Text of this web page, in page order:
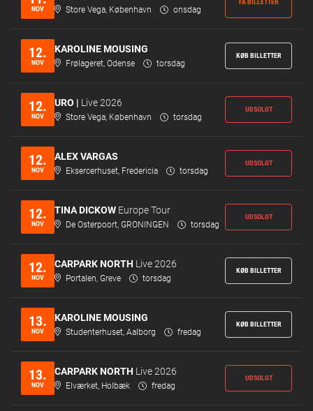
NOV Store Vega, København onsdag
12.
NOV
KAROLINE MOUSING
Frølageret, Odense torsdag
KØB BILLETTER
12.
NOV
URO | Live 2026
Store Vega, København torsdag
UDSOLGT
12.
NOV
ALEX VARGAS
Eksercerhuset, Fredericia torsdag
UDSOLGT
12.
NOV
TINA DICKOW Europe Tour
De Osterpoort, GRONINGEN torsdag
UDSOLGT
12.
NOV
CARPARK NORTH Live 2026
Portalen, Greve torsdag
KØB BILLETTER
13.
NOV
KAROLINE MOUSING
Studenterhuset, Aalborg fredag
KØB BILLETTER
13.
NOV
CARPARK NORTH Live 2026
Elværket, Holbæk fredag
UDSOLGT